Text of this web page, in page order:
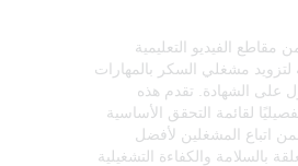
الفيديو التعليمية
لتزويد مشغلي السكر بالمهارات
على الشهادة. تقدم هذه
لقائمة التحقق الأساسية
اتباع المشغلين لأفضل
بالسلامة والكفاءة التشغيلية